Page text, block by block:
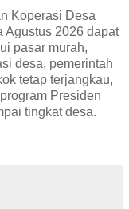
Koperasi Desa
Agustus 2026 dapat
pasar murah,
desa, pemerintah
tetap terjangkau,
Presiden
tingkat desa.